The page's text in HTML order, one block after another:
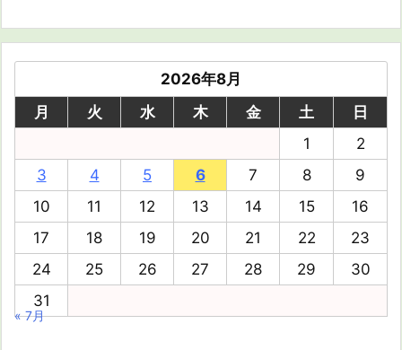
2026年8月
月
火 水 木 金 土
日
1
2
3
4 5 6 7 8
9
10
11 12 13 14 15
16
17
18 19 20 21 22
23
24
25 26 27 28 29
30
31
« 7月